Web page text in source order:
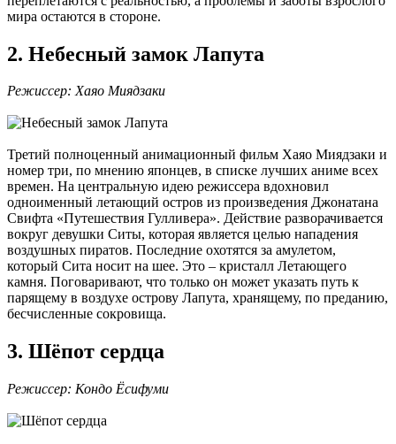
мира остаются в стороне.
2. Небесный замок Лапута
Режиссер: Хаяо Миядзаки
Третий полноценный анимационный фильм Хаяо Миядзаки и
номер три, по мнению японцев, в списке лучших аниме всех
времен. На центральную идею режиссера вдохновил
одноименный летающий остров из произведения Джонатана
Свифта «Путешествия Гулливера». Действие разворачивается
вокруг девушки Ситы, которая является целью нападения
воздушных пиратов. Последние охотятся за амулетом,
который Сита носит на шее. Это – кристалл Летающего
камня. Поговаривают, что только он может указать путь к
парящему в воздухе острову Лапута, хранящему, по преданию,
бесчисленные сокровища.
3. Шёпот сердца
Режиссер: Кондо Ёсифуми